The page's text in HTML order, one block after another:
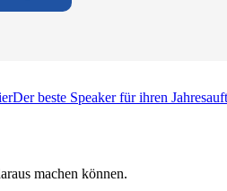
Der beste Speaker für ihren
machen können.